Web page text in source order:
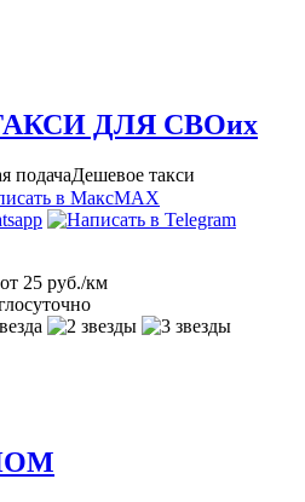
ДЛЯ СВОих
подачаДешевое такси
MAX
от 25 руб./км